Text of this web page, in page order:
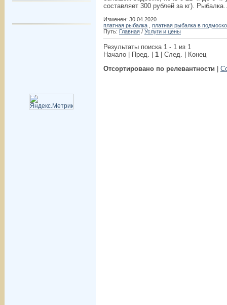
составляет 300 рублей за кг).
Изменен: 30.04.2020
платная рыбалка
платная рыбалка в
Путь: Главная / Услуги и цены
Результаты поиска 1 - 1 из 1
Начало | Пред. | 1 | След. | Конец
Отсортировано по релевантности |